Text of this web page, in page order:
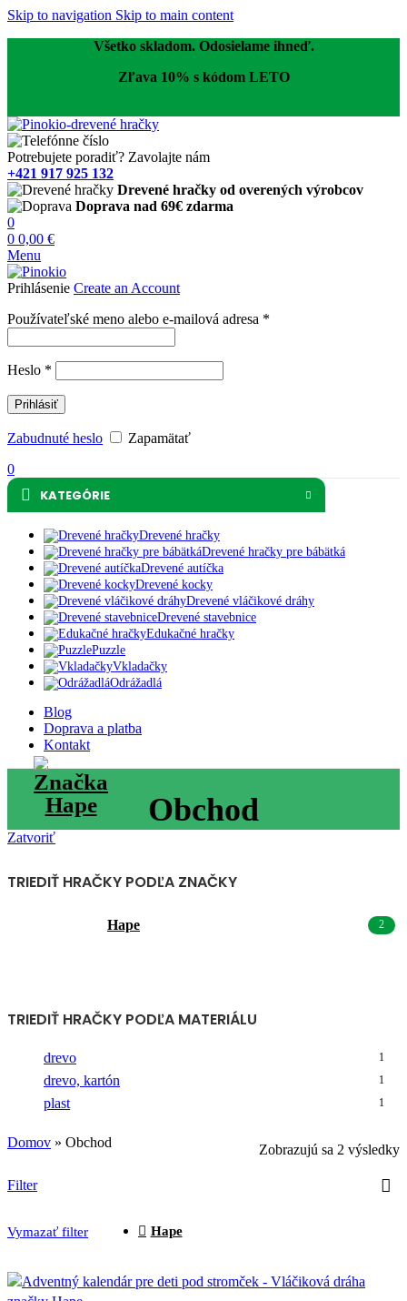
Skip to navigation Skip to main content
Všetko skladom. Odosielame ihneď.
Zľava 10% s kódom LETO
Potrebujete poradiť? Zavolajte nám
+421 917 925 132
Drevené hračky od overených výrobcov
Doprava nad 69€ zdarma
0
0 0,00 €
Menu
Prihlásenie Create an Account
Používateľské meno alebo e-mailová adresa *
Heslo *
Prihlásiť
Zabudnuté heslo
Zapamätať
0
KATEGÓRIE
Drevené hračky
Drevené hračky pre bábätká
Drevené autíčka
Drevené kocky
Drevené vláčikové dráhy
Drevené stavebnice
Edukačné hračky
Puzzle
Vkladačky
Odrážadlá
Blog
Doprava a platba
Kontakt
Obchod
Zatvoriť
TRIEDIŤ HRAČKY PODĽA ZNAČKY
Hape 2
TRIEDIŤ HRAČKY PODĽA MATERIÁLU
drevo 1
drevo, kartón 1
plast 1
Domov » Obchod Zobrazujú sa 2 výsledky
Filter
Vymazať filter Hape